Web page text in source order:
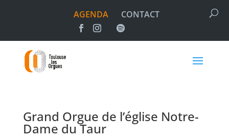
AGENDA CONTACT
Grand Orgue de l’église Notre-
Dame du Taur